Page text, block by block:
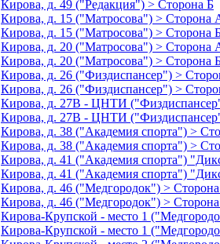
Кирова, д. 49 ("Редакция") > Сторона Б
Кирова, д. 15 ("Матросова") > Сторона
Кирова, д. 15 ("Матросова") > Сторона
Кирова, д. 20 ("Матросова") > Сторона
Кирова, д. 20 ("Матросова") > Сторона
Кирова, д. 26 ("Физдиспансер") >
Кирова, д. 26 ("Физдиспансер") >
Кирова, д. 27В - ЦНТИ
Кирова, д. 27В - ЦНТИ
Кирова, д. 38 ("Академия спорта") >
Кирова, д. 38 ("Академия спорта") >
Кирова, д. 41 ("Академия спорта")
Кирова, д. 41 ("Академия спорта")
Кирова, д. 46 ("Медгородок") >
Кирова, д. 46 ("Медгородок") >
Кирова-Крупской - место 1
Кирова-Крупской - место 1